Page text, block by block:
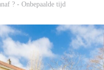
? - Onbepaalde tijd